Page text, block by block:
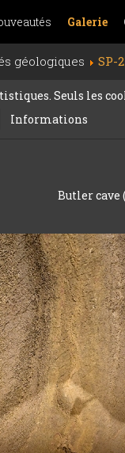
Galerie
géologiques SP-
Seuls les
Informations
Butler cave